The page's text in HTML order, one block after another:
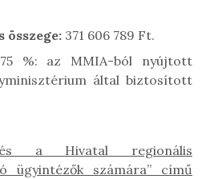
összege: 371 606 789 Ft.
75 %: az MMIA-ból nyújtott
által biztosított
a Hivatal regionális
ügyintézők számára” című